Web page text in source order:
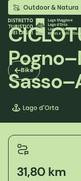
Salta
contenuto
principale
Bike
Outdoor & Natura
Lago d'Orta
31,80 km